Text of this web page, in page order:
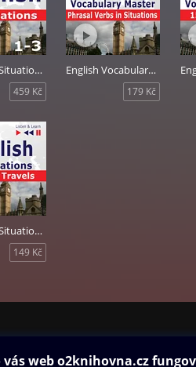
English in Situations 1-3 new edition
459 Kč
English Vocabulary Master: Phrasal Verbs in Situations
179 Kč
English in Situations: Holiday Travels
149 Kč